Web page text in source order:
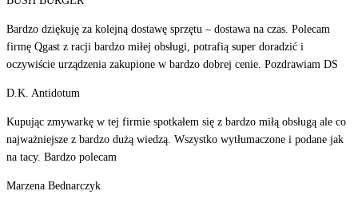
Bardzo dziękuję za kolejną dostawę sprzętu – dostawa na czas. Polecam
firmę Qgast z racji bardzo miłej obsługi, potrafią super doradzić i
oczywiście urządzenia zakupione w bardzo dobrej cenie. Pozdrawiam DS
D.K. Antidotum
Kupując zmywarkę w tej firmie spotkałem się z bardzo miłą obsługą ale co
najważniejsze z bardzo dużą wiedzą. Wszystko wytłumaczone i podane jak
na tacy. Bardzo polecam
Marzena Bednarczyk